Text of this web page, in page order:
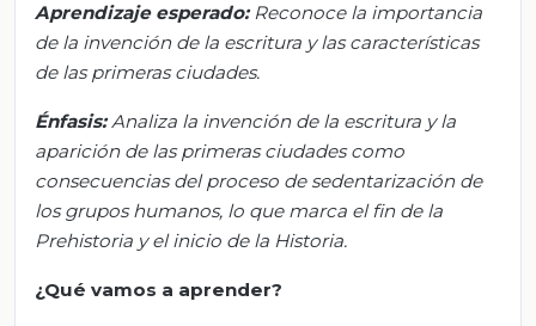
Aprendizaje esperado:Reconoce la importancia
de la invención de la escritura y las características
de las primeras ciudades.
Énfasis:Analiza la invención de la escritura y la
aparición de las primeras ciudades como
consecuencias del proceso de sedentarización de
los grupos humanos, lo que marca el fin de la
Prehistoria y el inicio de la Historia.
¿Qué vamos a aprender?